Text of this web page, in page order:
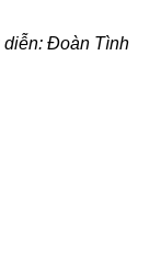
diễn: Đoàn Tình